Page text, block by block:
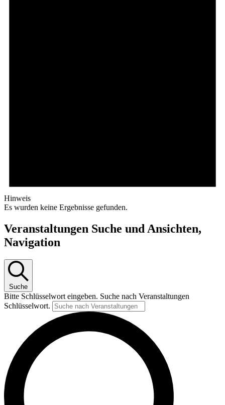
Hinweis
Es wurden keine Ergebnisse gefunden.
Veranstaltungen Suche und Ansichten,
Navigation
Suche
Bitte Schlüsselwort eingeben. Suche nach Veranstaltungen
Schlüsselwort.